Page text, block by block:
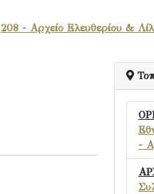
208 - Αρχείο Ελευθερίου &
-